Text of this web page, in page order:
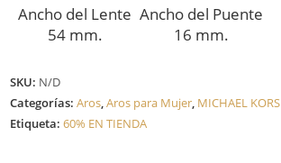
Ancho del Lente
54 mm.
Ancho del Puente
16 mm.
SKU: N/D
Categorías:Aros,Aros para Mujer, MICHAEL KORS
Etiqueta:60% EN TIENDA